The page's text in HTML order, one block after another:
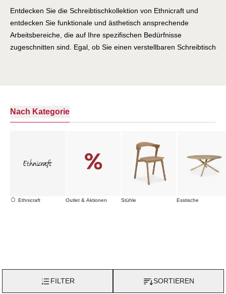
Entdecken Sie die Schreibtischkollektion von Ethnicraft und
entdecken Sie funktionale und ästhetisch ansprechende
Arbeitsbereiche, die auf Ihre spezifischen Bedürfnisse
zugeschnitten sind. Egal, ob Sie einen verstellbaren Schreibtisch
Nach Kategorie
Ethnicraft Outlet & Aktionen Stühle Esstische
FILTER SORTIEREN